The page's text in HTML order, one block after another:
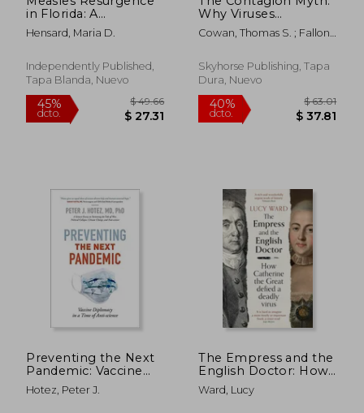
45%
dcto. $ 32.70
40%
dcto. $
in Florida: A
Comprehensive
Guide to
Preventing,
Responding to,
Outbreaks in Homes
and Communit (en
Hensard, Maria D.
Independently Published,
Tapa Blanda, Nuevo
Why Viruses
(Including
"Coronavirus") are not
Hardcover (en Inglés)
Cowan, Thomas S. ; Fallon
Skyhorse Publishing, Tapa
Dura, Nuevo
Preventing the Next
Pandemic: Vaccine
Diplomacy in a Time
of Anti-Science (en
Hotez, Peter J.
The Empress and the
English Doctor: How
Catherine the Great
Defied a Deadly Virus
Ward, Lucy